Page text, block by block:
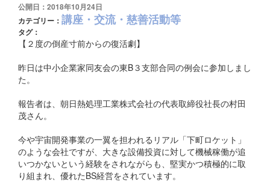
公開日：2018年10月24日
カテゴリー： 講座・交流・慈善活動等
タグ：
【２度の倒産寸前からの復活劇】
昨日は中小企業家同友会の東B３支部合同の例会に参加しまし
た。
報告者は、朝日熱処理工業株式会社の代表取締役社長の村田
茂さん。
今や宇宙開発事業の一翼を担われるリアル「下町ロケット」
のような会社ですが、大きな設備投資に対して機械稼働が追
いつかないという経験をされながらも、堅実かつ積極的に取
り組まれ、優れたBS経営をされています。